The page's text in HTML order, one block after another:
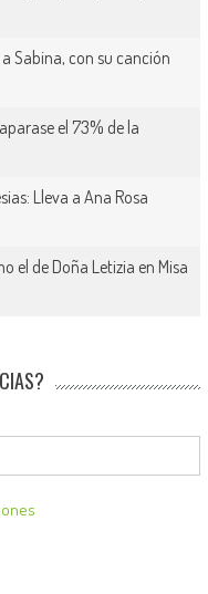
Sabina, con su canción
el 73% de la
Lleva a Ana Rosa
el de Doña Letizia en Misa